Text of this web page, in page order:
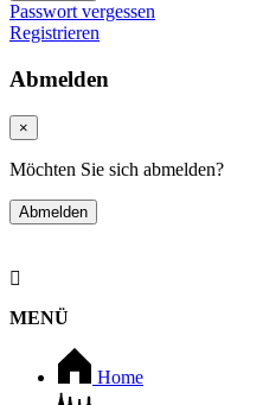
Passwort vergessen
Registrieren
Abmelden
×
Möchten Sie sich abmelden?
Abmelden
MENÜ
Home